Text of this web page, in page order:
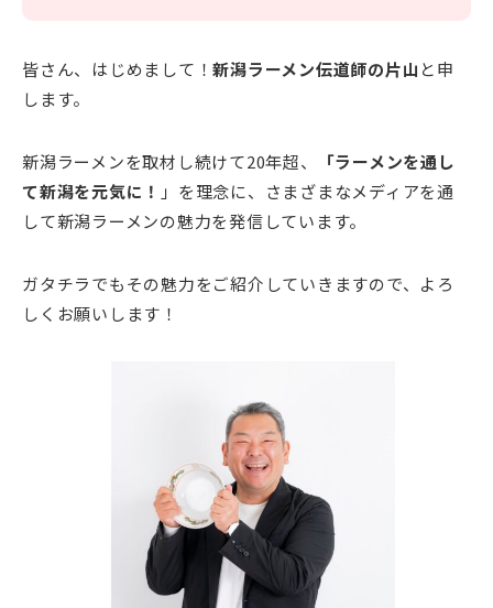
皆さん、はじめまして！新潟ラーメン伝道師の片山 と申
します。
新潟ラーメンを取材し続けて20年超、
「ラーメンを通し
て新潟を元気に！ 」を理念に、さまざまなメディアを通
して新潟ラーメンの魅力を発信しています。
ガタチラでもその魅力をご紹介していきますので、よろ
しくお願いします！